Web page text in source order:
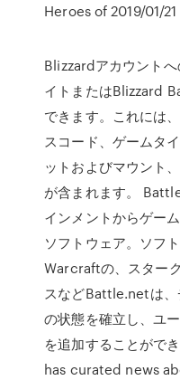
Heroes of 2019/01/21
Blizzardアカウント
イトまたはBlizzard
できます。これには
スコード、ゲームタ
ットおよびマウント
が含まれます。
インメントからゲー
ソフトウェア。ソフ
Warcraftの、スター
スなどBattle.netは、
の状態を確立し、ユ
を追加することがで
has curated news